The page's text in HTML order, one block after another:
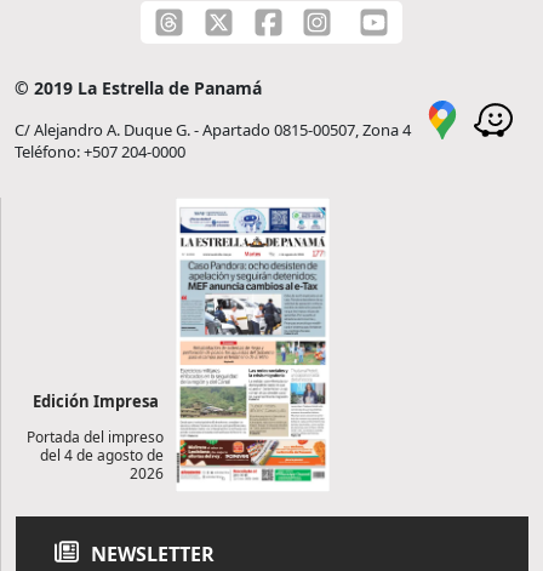
© 2019 La Estrella de Panamá
C/ Alejandro A. Duque G. - Apartado 0815-00507, Zona 4
Teléfono: +507 204-0000
Edición Impresa
Portada del impreso
del 4 de agosto de
2026
NEWSLETTER